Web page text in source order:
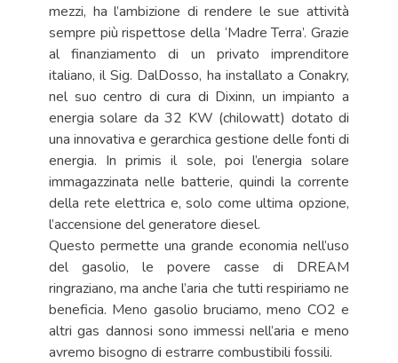
mezzi, ha l’ambizione di rendere le sue attività
sempre più rispettose della ‘Madre Terra’. Grazie
al finanziamento di un privato imprenditore
italiano, il Sig. DalDosso, ha installato a Conakry,
nel suo centro di cura di Dixinn, un impianto a
energia solare da 32 KW (chilowatt) dotato di
una innovativa e gerarchica gestione delle fonti di
energia. In primis il sole, poi l’energia solare
immagazzinata nelle batterie, quindi la corrente
della rete elettrica e, solo come ultima opzione,
l’accensione del generatore diesel.
Questo permette una grande economia nell’uso
del gasolio, le povere casse di DREAM
ringraziano, ma anche l’aria che tutti respiriamo ne
beneficia. Meno gasolio bruciamo, meno CO2 e
altri gas dannosi sono immessi nell’aria e meno
avremo bisogno di estrarre combustibili fossili.